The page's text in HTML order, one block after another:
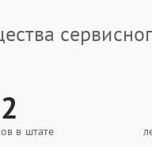
в штате